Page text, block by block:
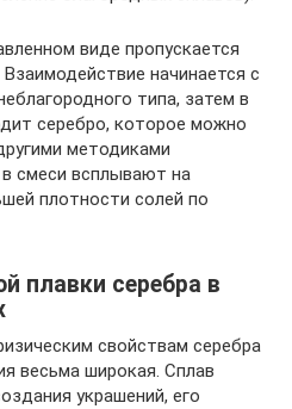
виде пропускается
начинается с
типа, затем в
серебро, которое можно
методиками
смеси всплывают на
плотности солей по
плавки серебра в
свойствам серебра
весьма широкая. Сплав
украшений, его